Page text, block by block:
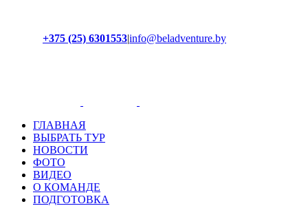
+375 (25) 6301553|info@beladventure.by
ГЛАВНАЯ
ВЫБРАТЬ ТУР
НОВОСТИ
ФОТО
ВИДЕО
О КОМАНДЕ
ПОДГОТОВКА